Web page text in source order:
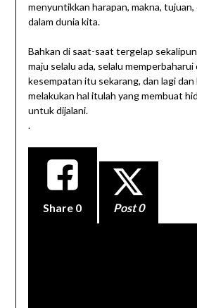
menyuntikkan harapan, makna,
dalam dunia kita.
Bahkan di saat-saat tergelap
maju selalu ada, selalu memperbaharui
kesempatan itu sekarang, dan lagi dan
melakukan hal itulah yang membuat
untuk dijalani.
.
Share 0 Post 0